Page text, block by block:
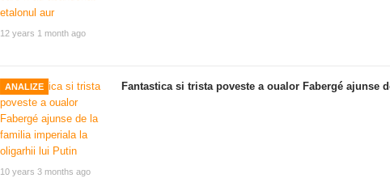
12 years 1 month ago
ANALIZE
10 years 3 months ago
Fantastica si trista poveste a oualor Fabergé